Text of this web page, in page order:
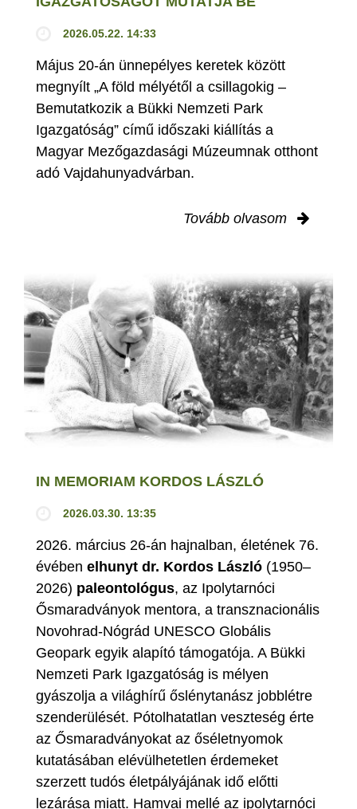
2026.05.22. 14:33
Május 20-án ünnepélyes keretek között
megnyílt „A föld mélyétől a csillagokig –
Bemutatkozik a Bükki Nemzeti Park
Igazgatóság” című időszaki kiállítás a
Magyar Mezőgazdasági Múzeumnak otthont
adó Vajdahunyadvárban.
Tovább olvasom
IN MEMORIAM KORDOS LÁSZLÓ
2026.03.30. 13:35
2026. március 26-án hajnalban, életének 76.
évében elhunyt dr. Kordos László (1950–
2026) paleontológus, az Ipolytarnóci
Ősmaradványok mentora, a transznacionális
Novohrad-Nógrád UNESCO Globális
Geopark egyik alapító támogatója. A Bükki
Nemzeti Park Igazgatóság is mélyen
gyászolja a világhírű őslénytanász jobblétre
szenderülését. Pótolhatatlan veszteség érte
az Ősmaradványokat az őséletnyomok
kutatásában elévülhetetlen érdemeket
szerzett tudós életpályájának idő előtti
lezárása miatt. Hamvai mellé az ipolytarnóci